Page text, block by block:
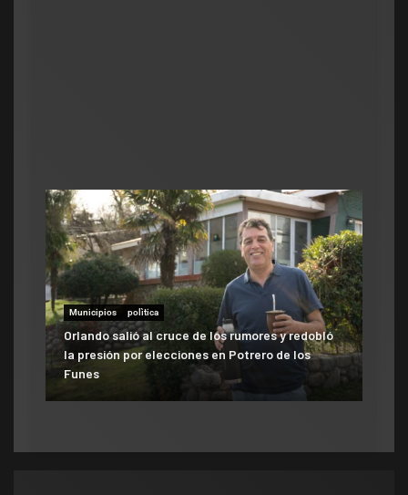
Municipios polìtica
Orlando salió al cruce de los rumores y redobló
la presión por elecciones en Potrero de los
Funes
Municipios
ATE salió con los tapones de punta contra el
aumento del 10% que otorgó la Municipalidad:
«Consolida salarios de pobreza»